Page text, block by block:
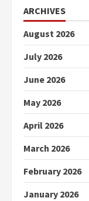
ARCHIVES
August 2026
July 2026
June 2026
May 2026
April 2026
March 2026
February 2026
January 2026